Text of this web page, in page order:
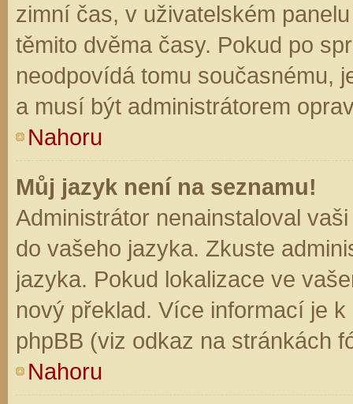
zimní čas, v uživatelském
těmito dvěma časy. Pokud po
neodpovídá tomu současnému,
a musí být administrátorem
Nahoru
Můj jazyk není na seznamu!
Administrátor nenainstaloval
do vašeho jazyka. Zkuste
jazyka. Pokud lokalizace ve
nový překlad. Více informací je
phpBB (viz odkaz na stránkách
Nahoru